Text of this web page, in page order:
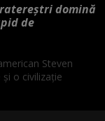
domină
de
Steven
o civilizaţie